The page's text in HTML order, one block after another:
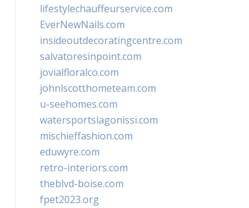
lifestylechauffeurservice.com
EverNewNails.com
insideoutdecoratingcentre.com
salvatoresinpoint.com
jovialfloralco.com
johnlscotthometeam.com
u-seehomes.com
watersportslagonissi.com
mischieffashion.com
eduwyre.com
retro-interiors.com
theblvd-boise.com
fpet2023.org